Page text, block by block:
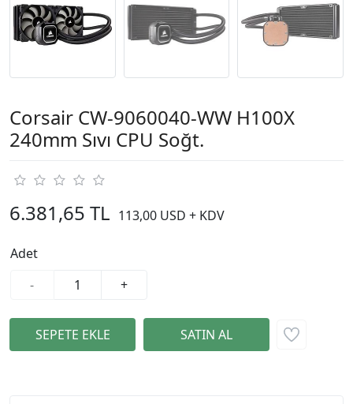
Corsair CW-9060040-WW H100X
240mm Sıvı CPU Soğt.
6.381,65 TL 113,00 USD + KDV
Adet
-
+